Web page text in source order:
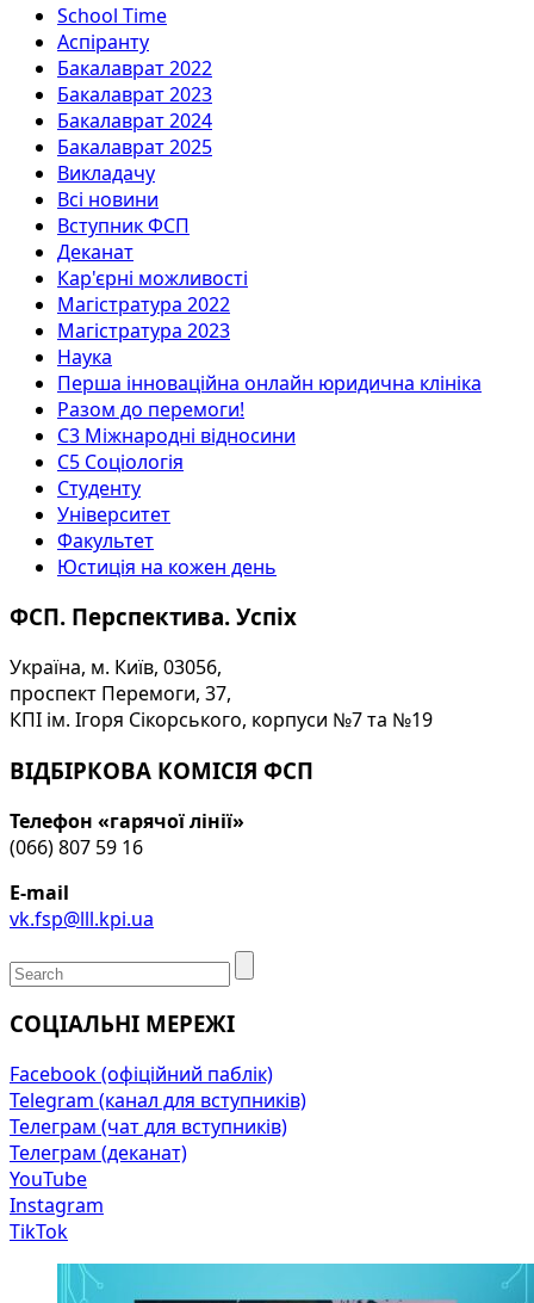
School Time
Аспіранту
Бакалаврат 2022
Бакалаврат 2023
Бакалаврат 2024
Бакалаврат 2025
Викладачу
Всі новини
Вступник ФСП
Деканат
Кар'єрні можливості
Магістратура 2022
Магістратура 2023
Наука
Перша інноваційна онлайн юридична клініка
Разом до перемоги!
С3 Міжнародні відносини
С5 Соціологія
Студенту
Університет
Факультет
Юстиція на кожен день
ФСП. Перспектива. Успіх
Україна, м. Київ, 03056,
проспект Перемоги, 37,
КПІ ім. Ігоря Сікорського, корпуси №7 та №19
ВІДБІРКОВА КОМІСІЯ ФСП
Телефон «гарячої лінії»
(066) 807 59 16
E-mail
vk.fsp@lll.kpi.ua
СОЦІАЛЬНІ МЕРЕЖІ
Facebook (офіційний паблік)
Telegram (канал для вступників)
Телеграм (чат для вступників)
Телеграм (деканат)
YouTube
Instagram
TikTok